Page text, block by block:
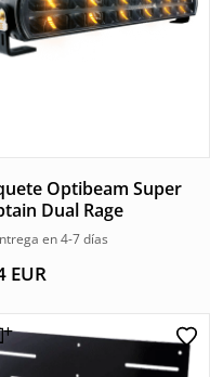
Optibeam Super
Dual Rage
en 4-7 días
EUR